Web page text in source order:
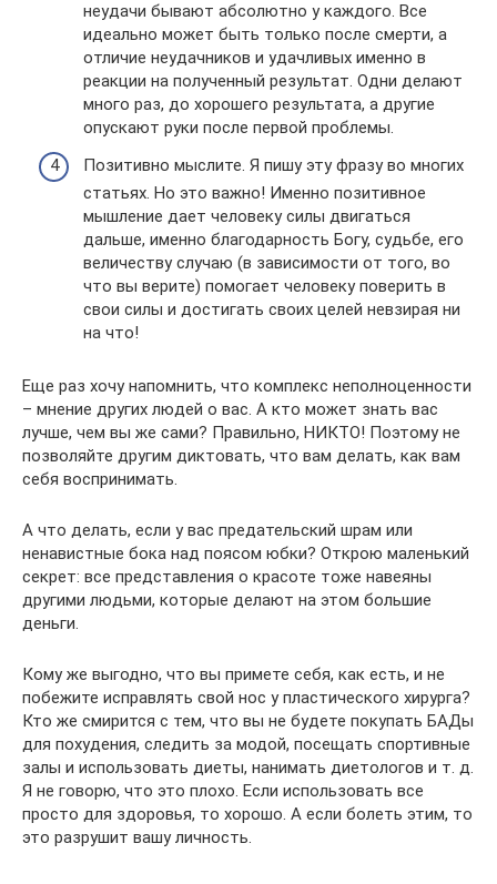
неудачи бывают абсолютно у каждого. Все
идеально может быть только после смерти, а
отличие неудачников и удачливых именно в
реакции на полученный результат. Одни делают
много раз, до хорошего результата, а другие
опускают руки после первой проблемы.
Позитивно мыслите. Я пишу эту фразу во многих
статьях. Но это важно! Именно позитивное
мышление дает человеку силы двигаться
дальше, именно благодарность Богу, судьбе, его
величеству случаю (в зависимости от того, во
что вы верите) помогает человеку поверить в
свои силы и достигать своих целей невзирая ни
на что!
Еще раз хочу напомнить, что комплекс неполноценности
– мнение других людей о вас. А кто может знать вас
лучше, чем вы же сами? Правильно, НИКТО! Поэтому не
позволяйте другим диктовать, что вам делать, как вам
себя воспринимать.
А что делать, если у вас предательский шрам или
ненавистные бока над поясом юбки? Открою маленький
секрет: все представления о красоте тоже навеяны
другими людьми, которые делают на этом большие
деньги.
Кому же выгодно, что вы примете себя, как есть, и не
побежите исправлять свой нос у пластического хирурга?
Кто же смирится с тем, что вы не будете покупать БАДы
для похудения, следить за модой, посещать спортивные
залы и использовать диеты, нанимать диетологов и т. д.
Я не говорю, что это плохо. Если использовать все
просто для здоровья, то хорошо. А если болеть этим, то
это разрушит вашу личность.